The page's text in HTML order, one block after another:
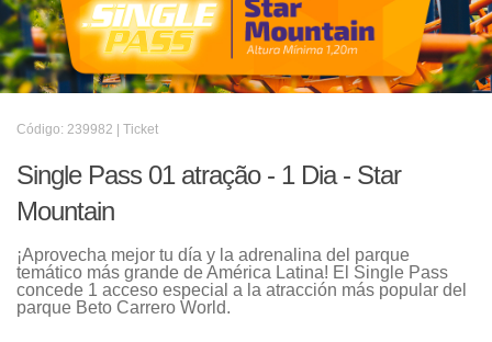
Código: 239982 | Ticket
Single Pass 01 atração - 1 Dia - Star
Mountain
¡Aprovecha mejor tu día y la adrenalina del parque
temático más grande de América Latina! El Single Pass
concede 1 acceso especial a la atracción más popular del
parque Beto Carrero World.